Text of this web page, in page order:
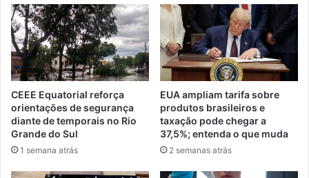
CEEE Equatorial reforça
orientações de segurança
diante de temporais no Rio
Grande do Sul
1 semana atrás
EUA ampliam tarifa sobre
produtos brasileiros e
taxação pode chegar a
37,5%; entenda o que muda
2 semanas atrás